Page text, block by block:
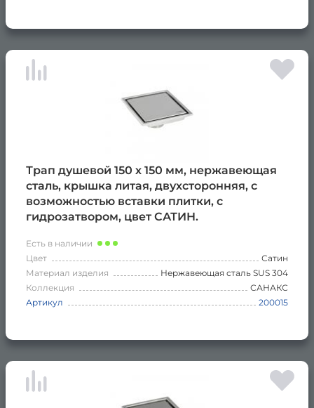
Трап душевой 150 х 150 мм, нержавеющая
сталь, крышка литая, двухсторонняя, с
возможностью вставки плитки, с
гидрозатвором, цвет САТИН.
Есть в наличии
Цвет
Сатин
Материал изделия
Нержавеющая сталь SUS 304
Коллекция
САНАКС
Артикул
200015